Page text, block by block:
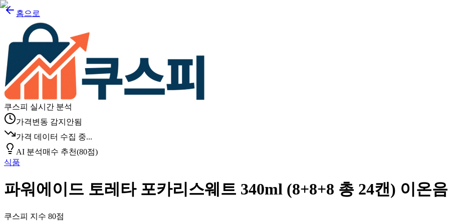
홈으로
쿠스피 실시간 분석
가격변동 감지안됨
가격 데이터 수집 중...
AI 분석매수 추천(80점)
식품
파워에이드 토레타 포카리스웨트 340ml (8+8+8 총 24캔) 이온
쿠스피 지수 80점